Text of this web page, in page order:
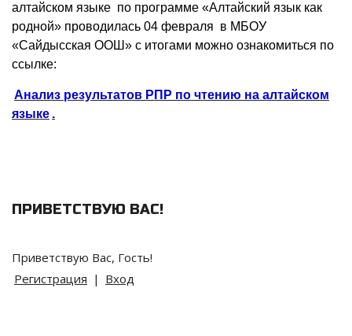
алтайском языке по программе «Алтайский язык как
родной» проводилась 04 февраля в МБОУ
«Сайдысская ООШ» с итогами можно ознакомиться по
ссылке:
Анализ результатов РПР по чтению на алтайском
языке .
ПРИВЕТСТВУЮ ВАС!
Приветствую Вас, Гость!
Регистрация | Вход